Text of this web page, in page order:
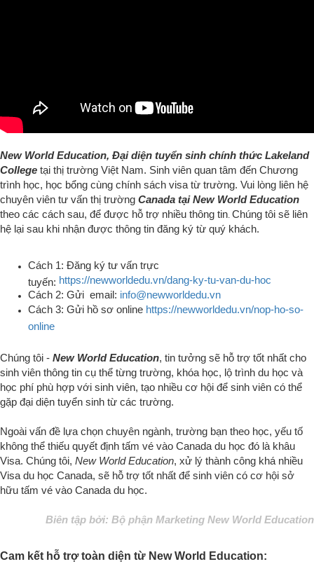
New World Education, Đại diện tuyển sinh chính thức Lakeland
College tại thị trường Việt Nam. Sinh viên quan tâm đến Chương
trình học, học bổng cùng chính sách visa từ trường. Vui lòng liên hệ
chuyên viên tư vấn thị trường Canada tại New World Education
theo các cách sau, để được hỗ trợ nhiều thông tin. Chúng tôi sẽ liên
hệ lại sau khi nhận được thông tin đăng ký từ quý khách.
Cách 1: Đăng ký tư vấn trực
tuyến: https://newworldedu.vn/dang-ky-tu-van-du-hoc
Cách 2: Gửi email: info@newworldedu.vn
Cách 3: Gửi hồ sơ online https://newworldedu.vn/nop-ho-so-
online
Chúng tôi - New World Education, tin tưởng sẽ hỗ trợ tốt nhất cho
sinh viên thông tin cụ thể từng trường, khóa học, lộ trình du học và
học phí phù hợp với sinh viên, tạo nhiều cơ hội để sinh viên có thể
gặp đại diện tuyển sinh từ các trường.
Ngoài vấn đề lựa chọn chuyên ngành, trường bạn theo học, yếu tố
không thể thiếu quyết định tấm vé vào Canada du học đó là khâu
Visa. Chúng tôi, New World Education, xử lý thành công khá nhiều
Visa du học Canada, sẽ hỗ trợ tốt nhất để sinh viên có cơ hội sở
hữu tấm vé vào Canada du học.
Biên tập bởi: Bộ phận Marketing New World Education
Cam kết hỗ trợ toàn diện từ New World Education: